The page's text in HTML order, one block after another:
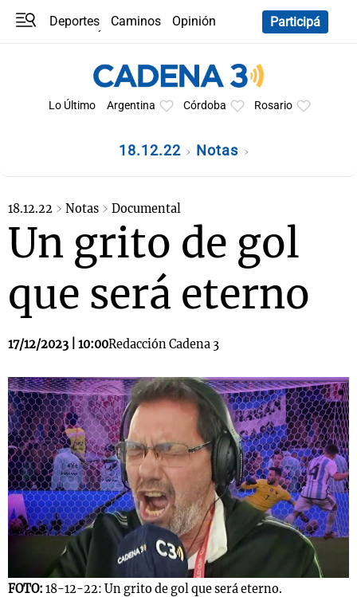
Deportes Caminos
Opinión
Participá
Lo Último Argentina Córdoba Rosario
18.12.22 Notas
18.12.22 Notas Documental
Un grito de gol
que será eterno
17/12/2023 | 10:00Redacción Cadena 3
FOTO: 18-12-22: Un grito de gol que será eterno.